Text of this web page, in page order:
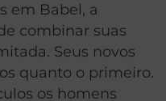
em Babel, a
combinar suas
Seus novos
quanto o primeiro.
os homens